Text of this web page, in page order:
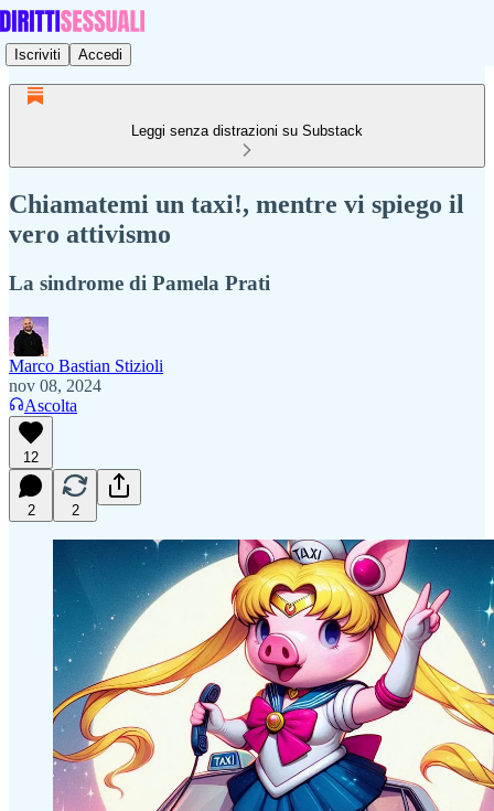
Iscriviti Accedi
Leggi senza distrazioni su Substack
Chiamatemi un taxi!, mentre vi spiego il
vero attivismo
La sindrome di Pamela Prati
Marco Bastian Stizioli
nov 08, 2024
Ascolta
12
2 2